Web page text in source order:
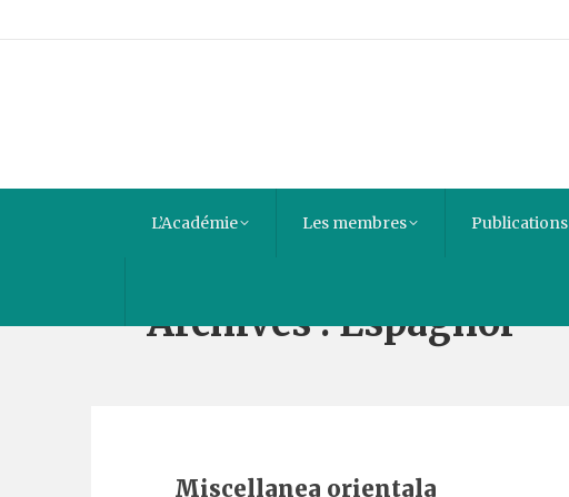
L’Académie Les membres Publications
Archives :Espagnol
Miscellanea orientala